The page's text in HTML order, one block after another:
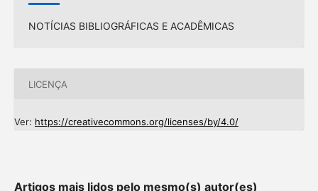
NOTÍCIAS BIBLIOGRÁFICAS E ACADÊMICAS
LICENÇA
Ver: https://creativecommons.org/licenses/by/4.0/
Artigos mais lidos pelo mesmo(s) autor(es)